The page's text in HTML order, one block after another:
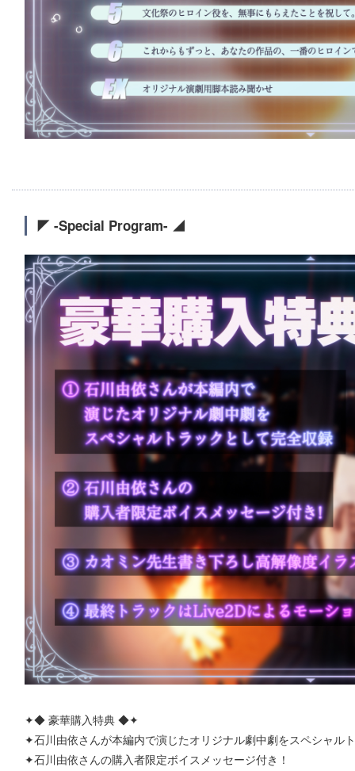
◤ -Special Program- ◢
✦◆ 豪華購入特典 ◆✦
✦石川由依さんが本編内で演じたオリジナル劇中劇をスペシャル
✦石川由依さんの購入者限定ボイスメッセージ付き！